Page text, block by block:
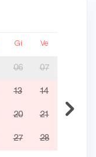
Gi Ve
06 07
13 14
20 21
27 28